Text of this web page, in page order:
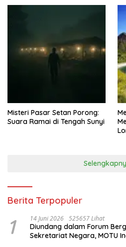
Misteri Pasar Setan Porong:
Suara Ramai di Tengah Sunyi
Berita Terpopuler
1 14 Juni 2026 525657 Lihat
Diundang dalam Forum
Sekretariat Negara, MOTU